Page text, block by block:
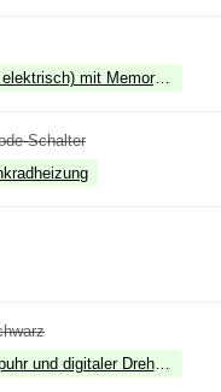
mit Memory-Paket
Schalter
und digitaler